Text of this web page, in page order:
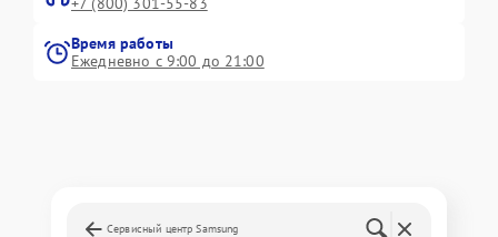
Время работы
Ежедневно с 9:00 до 21:00
Сервисный центр Samsung